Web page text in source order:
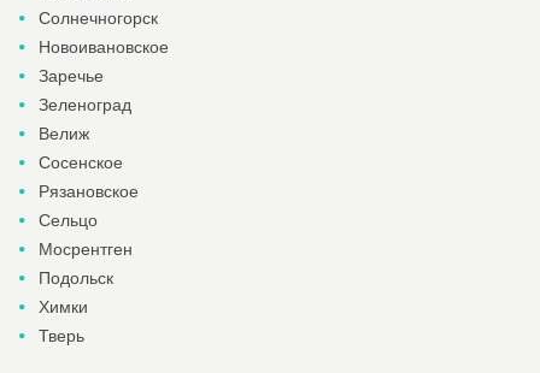
Солнечногорск
Новоивановское
Заречье
Зеленоград
Велиж
Сосенское
Рязановское
Сельцо
Мосрентген
Подольск
Химки
Тверь